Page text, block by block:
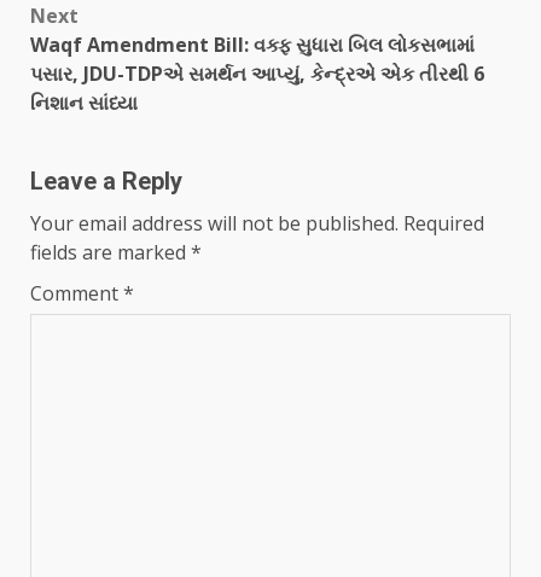
Next
Waqf Amendment Bill: વક્ફ સુધારા બિલ લોકસભામાં
પસાર, JDU-TDPએ સમર્થન આપ્યું, કેન્દ્રએ એક તીરથી 6
નિશાન સાંધ્યા
Leave a Reply
Your email address will not be published. Required
fields are marked *
Comment*